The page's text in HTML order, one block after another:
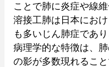
ことで肺に炎症や線維
溶接工肺は日本にお
も多いじん肺症であ
病理学的な特徴は、
の影が多数現れるこ